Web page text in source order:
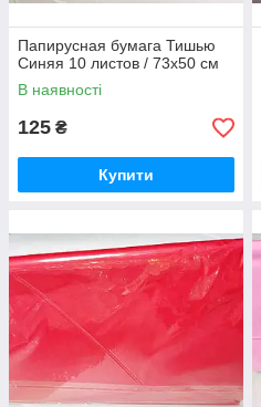
Папирусная бумага Тишью
Синяя 10 листов / 73x50 см
В наявності
125 ₴
Купити